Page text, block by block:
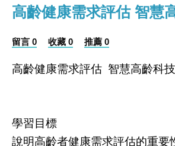
高齡健康需求評估 智慧
留言 0 收藏 0 推薦 0
高齡健康需求評估 智慧高齡科
學習目標
說明高齡者健康需求評估的重要